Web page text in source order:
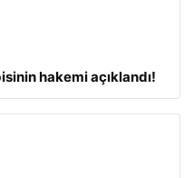
hakemi açıklandı!